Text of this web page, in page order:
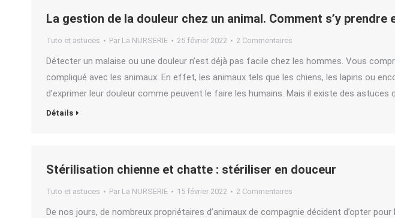
La gestion de la douleur chez un animal. Comment s’y prendre
Tuto et astuces Par La NURSERIE 25 février 2022 2 Commentaires
Détecter un malaise ou une douleur n’est déjà pas facile chez les hommes. Vous
compliqué avec les animaux. En effet, les animaux tels que les chiens, les lapins ou
d’exprimer leur douleur comme peuvent le faire les humains. Mais il existe des astuces
Détails
Stérilisation chienne et chatte : stériliser en douceur
Tuto et astuces Par La NURSERIE 15 février 2022 2 Commentaires
De nos jours, de nombreux propriétaires d’animaux de compagnie décident d’opter